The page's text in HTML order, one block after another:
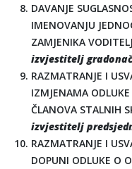
DAVANJE
IMENOVANJU
ZAMJENIKA
izvjestitelj
RAZMATRANJE I
IZMJENAMA
ČLANOVA STALNIH
izvjestitelj
RAZMATRANJE I
DOPUNI ODLUKE O